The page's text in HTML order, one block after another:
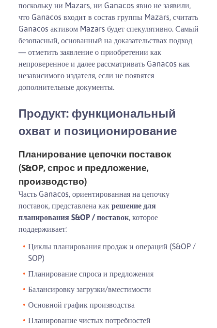
поскольку ни Mazars, ни Ganacos явно не заявили,
что Ganacos входит в состав группы Mazars, считать
Ganacos активом Mazars будет спекулятивно. Самый
безопасный, основанный на доказательствах подход
— отметить заявление о приобретении как
непроверенное и далее рассматривать Ganacos как
независимого издателя, если не появятся
дополнительные документы.
Продукт: функциональный
охват и позиционирование
Планирование цепочки поставок
(S&OP, спрос и предложение,
производство)
Часть Ganacos, ориентированная на цепочку
поставок, представлена как решение для
планирования S&OP / поставок, которое
поддерживает:
Циклы планирования продаж и операций (S&OP /
SOP)
Планирование спроса и предложения
Балансировку загрузки/вместимости
Основной график производства
Планирование чистых потребностей